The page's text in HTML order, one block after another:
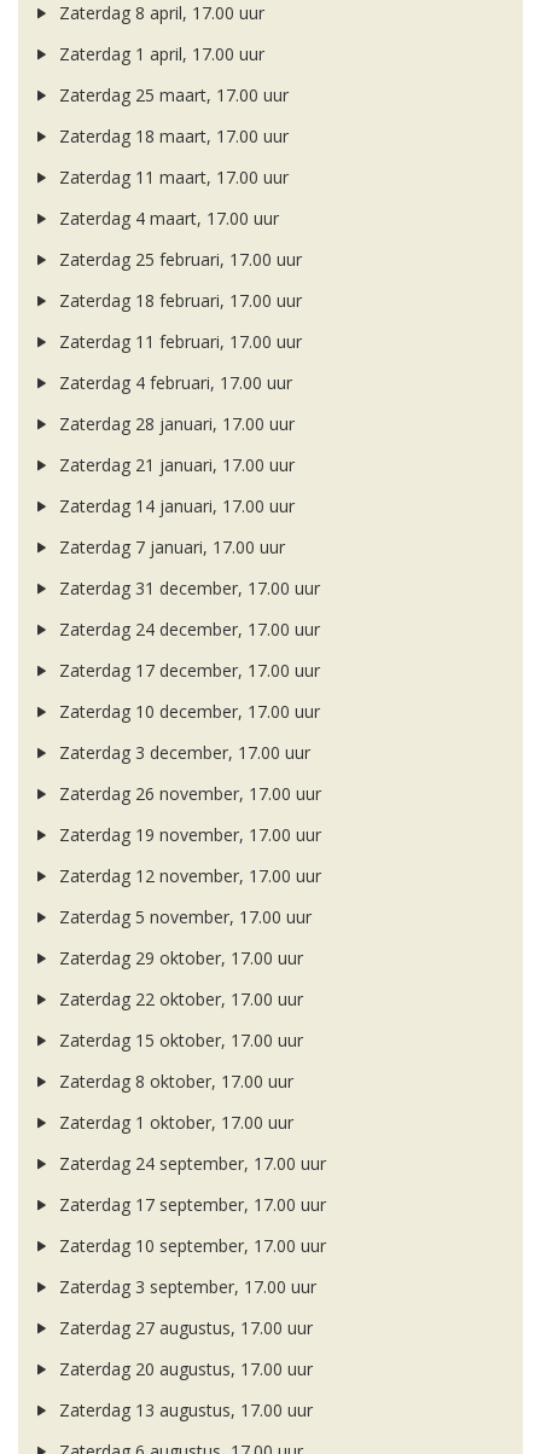
Zaterdag 8 april, 17.00 uur
Zaterdag 1 april, 17.00 uur
Zaterdag 25 maart, 17.00 uur
Zaterdag 18 maart, 17.00 uur
Zaterdag 11 maart, 17.00 uur
Zaterdag 4 maart, 17.00 uur
Zaterdag 25 februari, 17.00 uur
Zaterdag 18 februari, 17.00 uur
Zaterdag 11 februari, 17.00 uur
Zaterdag 4 februari, 17.00 uur
Zaterdag 28 januari, 17.00 uur
Zaterdag 21 januari, 17.00 uur
Zaterdag 14 januari, 17.00 uur
Zaterdag 7 januari, 17.00 uur
Zaterdag 31 december, 17.00 uur
Zaterdag 24 december, 17.00 uur
Zaterdag 17 december, 17.00 uur
Zaterdag 10 december, 17.00 uur
Zaterdag 3 december, 17.00 uur
Zaterdag 26 november, 17.00 uur
Zaterdag 19 november, 17.00 uur
Zaterdag 12 november, 17.00 uur
Zaterdag 5 november, 17.00 uur
Zaterdag 29 oktober, 17.00 uur
Zaterdag 22 oktober, 17.00 uur
Zaterdag 15 oktober, 17.00 uur
Zaterdag 8 oktober, 17.00 uur
Zaterdag 1 oktober, 17.00 uur
Zaterdag 24 september, 17.00 uur
Zaterdag 17 september, 17.00 uur
Zaterdag 10 september, 17.00 uur
Zaterdag 3 september, 17.00 uur
Zaterdag 27 augustus, 17.00 uur
Zaterdag 20 augustus, 17.00 uur
Zaterdag 13 augustus, 17.00 uur